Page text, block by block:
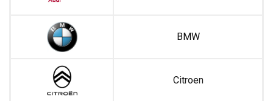
BMW
Citroen